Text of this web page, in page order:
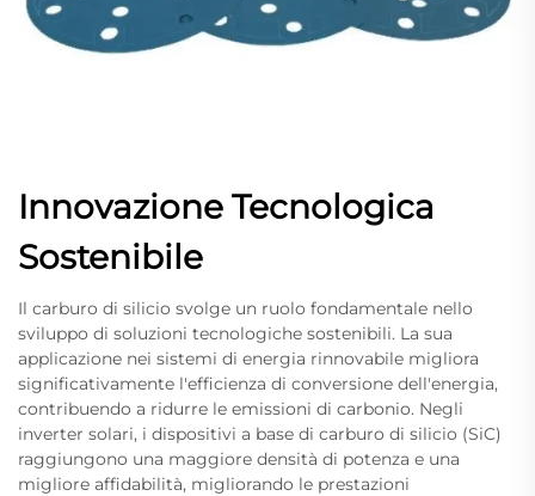
Innovazione Tecnologica
Sostenibile
Il carburo di silicio svolge un ruolo fondamentale nello
sviluppo di soluzioni tecnologiche sostenibili. La sua
applicazione nei sistemi di energia rinnovabile migliora
significativamente l'efficienza di conversione dell'energia,
contribuendo a ridurre le emissioni di carbonio. Negli
inverter solari, i dispositivi a base di carburo di silicio (SiC)
raggiungono una maggiore densità di potenza e una
migliore affidabilità, migliorando le prestazioni